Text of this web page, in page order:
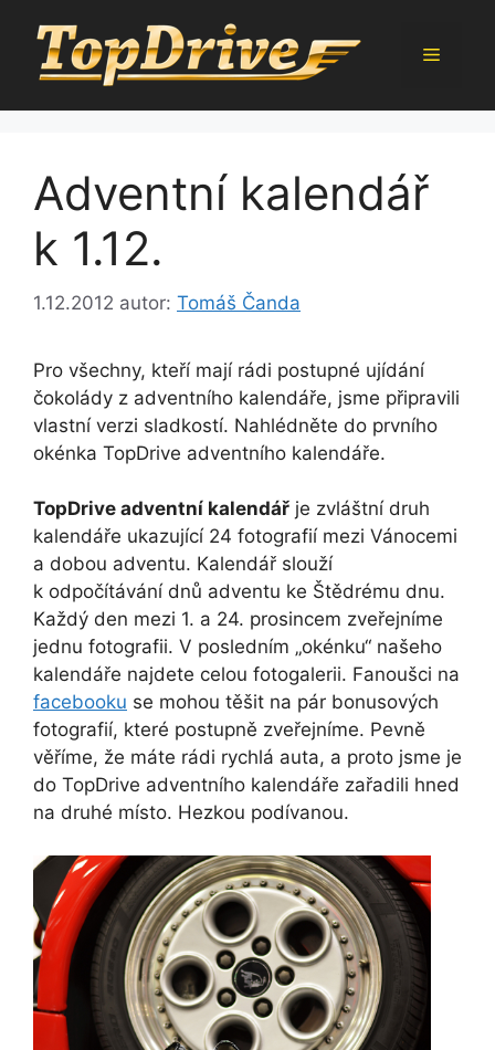
obsah
Menu
Adventní kalendář
k 1.12.
1.12.2012 autor: Tomáš Čanda
Pro všechny, kteří mají rádi postupné ujídání
čokolády z adventního kalendáře, jsme připravili
vlastní verzi sladkostí. Nahlédněte do prvního
okénka TopDrive adventního kalendáře.
TopDrive adventní kalendář je zvláštní druh
kalendáře ukazující 24 fotografií mezi Vánocemi
a dobou adventu. Kalendář slouží
k odpočítávání dnů adventu ke Štědrému dnu.
Každý den mezi 1. a 24. prosincem zveřejníme
jednu fotografii. V posledním „okénku“ našeho
kalendáře najdete celou fotogalerii. Fanoušci na
facebooku se mohou těšit na pár bonusových
fotografií, které postupně zveřejníme. Pevně
věříme, že máte rádi rychlá auta, a proto jsme je
do TopDrive adventního kalendáře zařadili hned
na druhé místo. Hezkou podívanou.